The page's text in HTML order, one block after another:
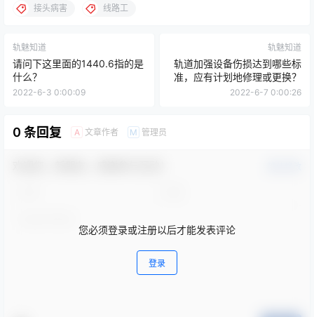
接头病害 线路工
轨魅知道
请问下这里面的1440.6指的是
什么？
2022-6-3 0:00:09
轨魅知道
轨道加强设备伤损达到哪些标
准，应有计划地修理或更换？
2022-6-7 0:00:26
0 条回复 A 文章作者 M 管理员
您必须登录或注册以后才能发表评论
登录